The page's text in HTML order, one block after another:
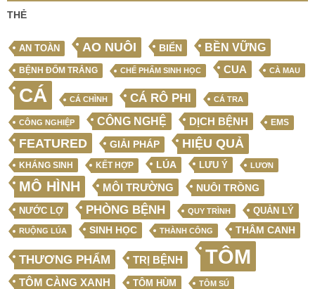
THẺ
AN TOÀN AO NUÔI BIỂN BỀN VỮNG
BỆNH ĐỐM TRẮNG CHẾ PHẨM SINH HỌC CUA CÀ MAU
CÁ CÁ CHÌNH CÁ RÔ PHI CÁ TRA
CÔNG NGHIỆP CÔNG NGHỆ DỊCH BỆNH EMS
FEATURED GIẢI PHÁP HIỆU QUẢ
KHÁNG SINH KẾT HỢP LÚA LƯU Ý LƯƠN
MÔ HÌNH MÔI TRƯỜNG NUÔI TRỒNG
NƯỚC LỢ PHÒNG BỆNH QUY TRÌNH QUẢN LÝ
RUỘNG LÚA SINH HỌC THÀNH CÔNG THÂM CANH
THƯƠNG PHẨM TRỊ BỆNH TÔM
TÔM CÀNG XANH TÔM HÙM TÔM SÚ